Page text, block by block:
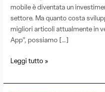
mobile è diventata un
settore. Ma quanto costa
migliori articoli attualmente in
App”, possiamo […]
Leggi tutto »